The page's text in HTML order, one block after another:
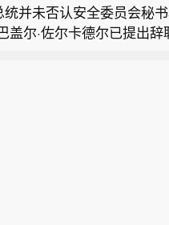
取决于美方遵守谅解备忘
统并未否认安全委员会秘
盖尔·佐尔卡德尔已提出辞